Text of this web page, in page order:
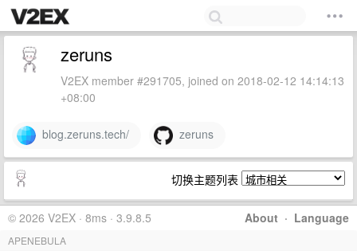
zeruns
V2EX member #291705, joined on 2018-02-12 14:14:13
+08:00
blog.zeruns.tech/ zeruns
切换主题列表
About · Language
© 2026 V2EX · 8ms · 3.9.8.5
APENEBULA